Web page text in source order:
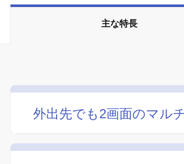
主な特長
外出先でも2画面のマル